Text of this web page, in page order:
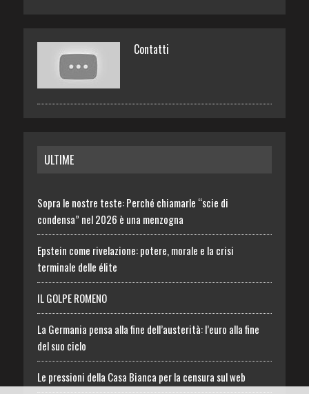
Contatti
ULTIME
Sopra le nostre teste: Perché chiamarle “scie di
condensa” nel 2026 è una menzogna
Epstein come rivelazione: potere, morale e la crisi
terminale delle élite
IL GOLPE ROMENO
La Germania pensa alla fine dell’austerità: l’euro alla fine
del suo ciclo
Le pressioni della Casa Bianca per la censura sul web